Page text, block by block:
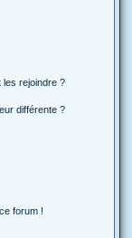
les rejoindre ?
différente ?
forum !